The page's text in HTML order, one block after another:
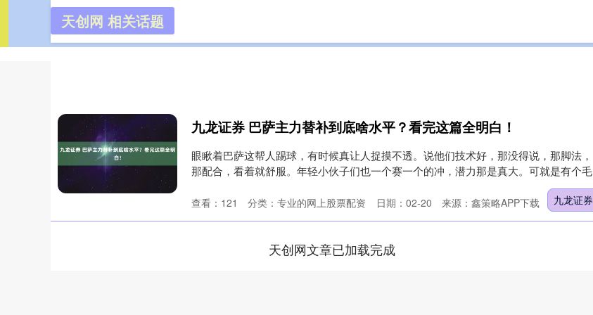
天创网 相关话题
九龙证券 巴萨主力替补到底啥水平？看完这篇全明白！
眼瞅着巴萨这帮人踢球，有时候真让人捉摸不透。说他们技术好，那没得说，那脚法，
那配合，看着就舒服。年轻小伙子们也一个赛一个的冲，潜力那是真大。可就是有个毛
九龙证券
日期：02-20 来源：鑫策略APP下载
查看： 121 分类： 专业的网上股票配资
天创网文章已加载完成